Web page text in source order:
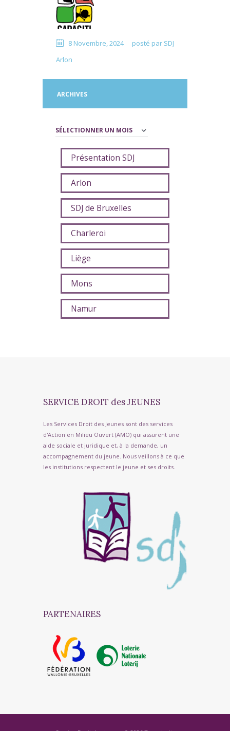
8 Novembre, 2024 posté par SDJ
Arlon
ARCHIVES
Archives
Présentation SDJ
Arlon
SDJ de Bruxelles
Charleroi
Liège
Mons
Namur
SERVICE DROIT des JEUNES
Les Services Droit des Jeunes sont des services
d'Action en Milieu Ouvert (AMO) qui assurent une
aide sociale et juridique et, à la demande, un
accompagnement du jeune. Nous veillons à ce que
les institutions respectent le jeune et ses droits.
PARTENAIRES